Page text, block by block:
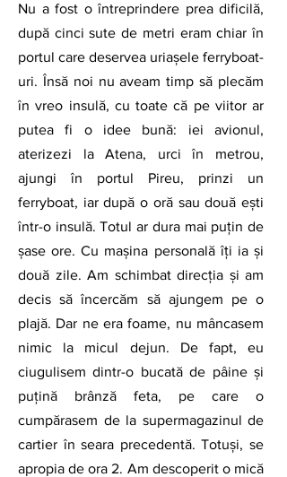
Nu a fost o întreprindere prea dificilă,
după cinci sute de metri eram chiar în
portul care deservea uriașele ferryboat-
uri. Însă noi nu aveam timp să plecăm
în vreo insulă, cu toate că pe viitor ar
putea fi o idee bună: iei avionul,
aterizezi la Atena, urci în metrou,
ajungi în portul Pireu, prinzi un
ferryboat, iar după o oră sau două ești
într-o insulă. Totul ar dura mai puțin de
șase ore. Cu mașina personală îți ia și
două zile. Am schimbat direcția și am
decis să încercăm să ajungem pe o
plajă. Dar ne era foame, nu mâncasem
nimic la micul dejun. De fapt, eu
ciugulisem dintr-o bucată de pâine și
puțină brânză feta, pe care o
cumpărasem de la supermagazinul de
cartier în seara precedentă. Totuși, se
apropia de ora 2. Am descoperit o mică